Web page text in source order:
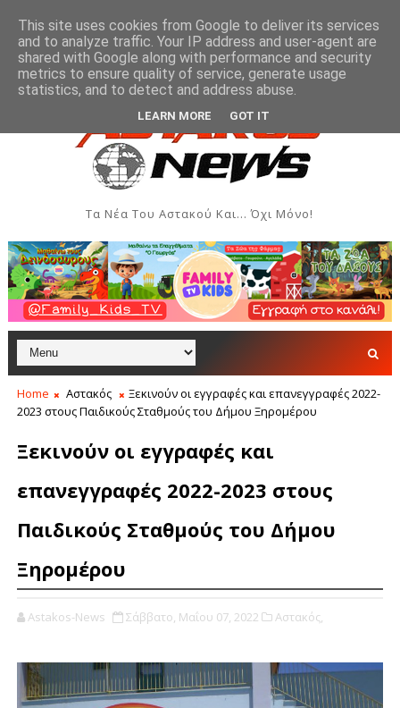
Ιονίου ΞΗΡΌΜΕΡΟ Μύτικας: Χρηματική συνεισφορά
Τα Νέα Του Αστακού Και... Όχι Μόνο!
Home Αστακός
Ξεκινούν οι εγγραφές και επανεγγραφές 2022-
2023 στους Παιδικούς Σταθμούς του Δήμου Ξηρομέρου
Ξεκινούν οι εγγραφές και
επανεγγραφές 2022-2023 στους
Παιδικούς Σταθμούς του Δήμου
Ξηρομέρου
Astakos-News Σάββατο, Μαΐου 07, 2022 Αστακός,
This site uses cookies from Google to deliver its services
and to analyze traffic. Your IP address and user-agent are
shared with Google along with performance and security
metrics to ensure quality of service, generate usage
statistics, and to detect and address abuse.
LEARN MORE GOT IT